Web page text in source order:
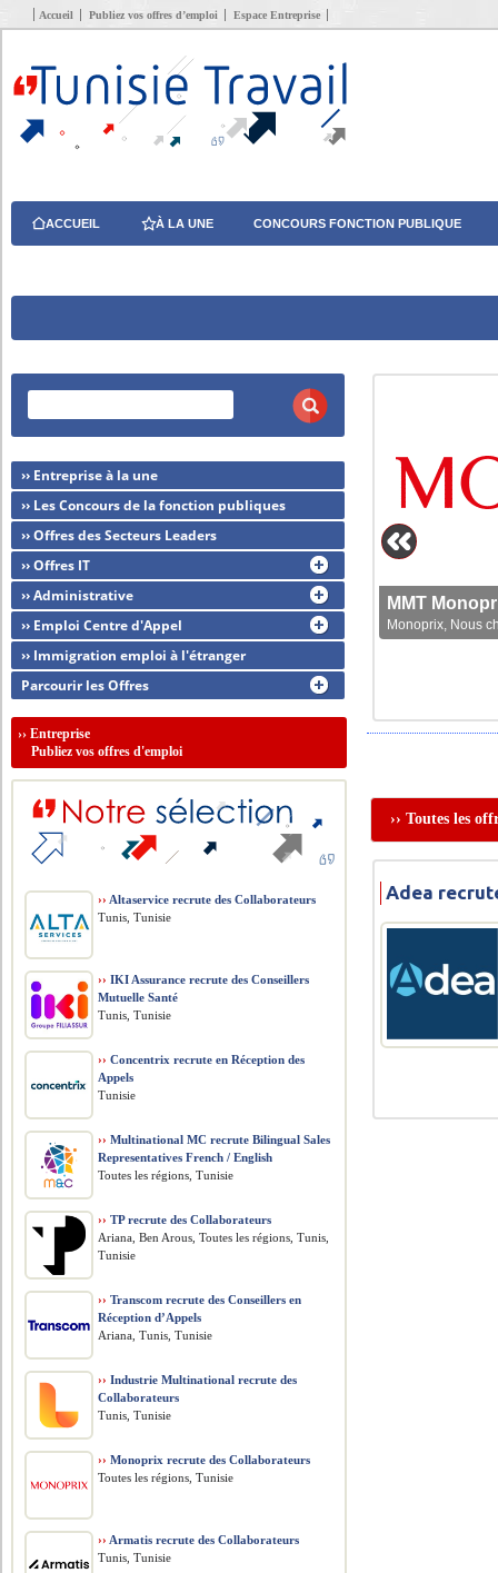
Accueil Publiez vos offres d’emploi Espace Entreprise
ACCUEIL À LA UNE CONCOURS FONCTION PUBLIQUE
MMT
Monoprix, Nous
›› Toutes les
Adea
›› Entreprise à la une
›› Les Concours de la fonction publiques
›› Offres des Secteurs Leaders
›› Offres IT
›› Administrative
›› Emploi Centre d'Appel
›› Immigration emploi à l'étranger
Parcourir les Offres
››Entreprise
Publiez vos offres d'emploi
›› Altaservice recrute des Collaborateurs
Tunis, Tunisie
›› IKI Assurance recrute des Conseillers
Mutuelle Santé
Tunis, Tunisie
›› Concentrix recrute en Réception des
Appels
Tunisie
›› Multinational MC recrute Bilingual Sales
Representatives French / English
Toutes les régions, Tunisie
›› TP recrute des Collaborateurs
Ariana, Ben Arous, Toutes les régions, Tunis,
Tunisie
›› Transcom recrute des Conseillers en
Réception d’Appels
Ariana, Tunis, Tunisie
›› Industrie Multinational recrute des
Collaborateurs
Tunis, Tunisie
›› Monoprix recrute des Collaborateurs
Toutes les régions, Tunisie
›› Armatis recrute des Collaborateurs
Tunis, Tunisie